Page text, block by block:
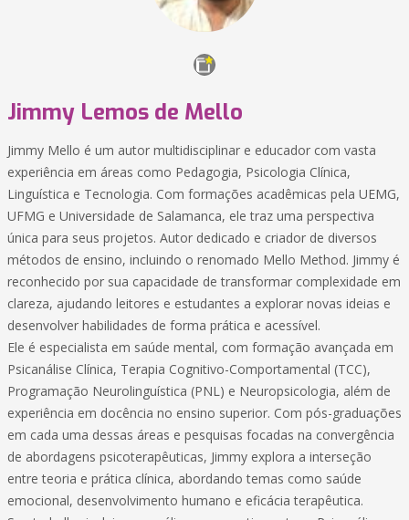
Jimmy Lemos de Mello
Jimmy Mello é um autor multidisciplinar e educador com vasta
experiência em áreas como Pedagogia, Psicologia Clínica,
Linguística e Tecnologia. Com formações acadêmicas pela UEMG,
UFMG e Universidade de Salamanca, ele traz uma perspectiva
única para seus projetos. Autor dedicado e criador de diversos
métodos de ensino, incluindo o renomado Mello Method. Jimmy é
reconhecido por sua capacidade de transformar complexidade em
clareza, ajudando leitores e estudantes a explorar novas ideias e
desenvolver habilidades de forma prática e acessível.
Ele é especialista em saúde mental, com formação avançada em
Psicanálise Clínica, Terapia Cognitivo-Comportamental (TCC),
Programação Neurolinguística (PNL) e Neuropsicologia, além de
experiência em docência no ensino superior. Com pós-graduações
em cada uma dessas áreas e pesquisas focadas na convergência
de abordagens psicoterapêuticas, Jimmy explora a interseção
entre teoria e prática clínica, abordando temas como saúde
emocional, desenvolvimento humano e eficácia terapêutica.